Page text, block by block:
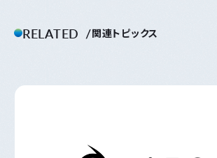
RELATED 関連トピックス